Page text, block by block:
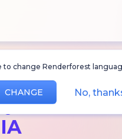
to change Renderforest
CHANGE No,
y audio